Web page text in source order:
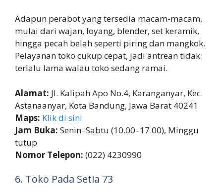
Adapun perabot yang tersedia macam-macam,
mulai dari wajan, loyang, blender, set keramik,
hingga pecah belah seperti piring dan mangkok.
Pelayanan toko cukup cepat, jadi antrean tidak
terlalu lama walau toko sedang ramai.
Alamat: Jl. Kalipah Apo No.4, Karanganyar, Kec.
Astanaanyar, Kota Bandung, Jawa Barat 40241
Maps: Klik di sini
Jam Buka: Senin–Sabtu (10.00–17.00), Minggu
tutup
Nomor Telepon: (022) 4230990
6. Toko Pada Setia 73